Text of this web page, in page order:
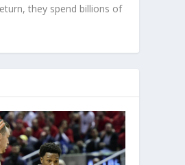
they spend billions of